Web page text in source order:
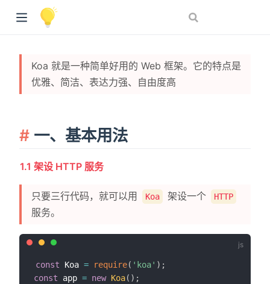
Koa 就是一种简单好用的 Web 框架。它的特点是
优雅、简洁、表达力强、自由度高
一、基本用法
1.1 架设 HTTP 服务
只要三行代码，就可以用 Koa 架设一个 HTTP
服务。
const Koa = require( 'koa' ) ;
const app = new Koa( ) ;